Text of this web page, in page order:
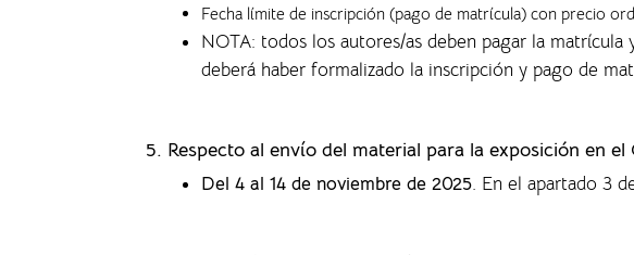
Fecha límite de inscripción (pago de matrícula) con precio
NOTA: todos los autores/as deben pagar la
deberá haber formalizado la inscripción y pago de
5. Respecto al envío del material para la exposición en el
Del 4 al 14 de noviembre de 2025. En el apartado 3